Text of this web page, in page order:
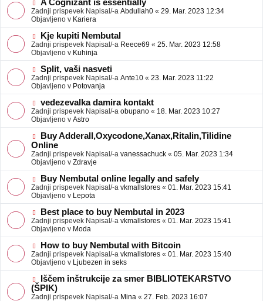
b
j
a
v
e
o
v
e
o
b
j
a
v
e
A Cognizant is essentially
Zadnji prispevek Napisal/-a Abdullah0 « 29. Mar. 2023 12:34
Objavljeno v Kariera
N
o
v
e
o
b
j
a
v
e
Kje kupiti Nembutal
Zadnji prispevek Napisal/-a Reece69 « 25. Mar. 2023 12:58
Objavljeno v Kuhinja
N
o
v
e
o
b
j
a
v
e
Split, vaši nasveti
Zadnji prispevek Napisal/-a Ante10 « 23. Mar. 2023 11:22
Objavljeno v Potovanja
N
o
v
e
o
b
j
a
v
e
vedezevalka damira kontakt
Zadnji prispevek Napisal/-a obupano « 18. Mar. 2023 10:27
Objavljeno v Astro
N
o
v
e
o
b
j
a
v
e
Buy Adderall,Oxycodone,Xanax,Ritalin,Tilidine
Online
Zadnji prispevek Napisal/-a vanessachuck « 05. Mar. 2023 1:34
Objavljeno v Zdravje
N
o
v
e
o
b
j
a
v
e
Buy Nembutal online legally and safely
Zadnji prispevek Napisal/-a vkmallstores « 01. Mar. 2023 15:41
Objavljeno v Lepota
N
o
v
e
o
b
j
a
v
e
Best place to buy Nembutal in 2023
Zadnji prispevek Napisal/-a vkmallstores « 01. Mar. 2023 15:41
Objavljeno v Moda
N
o
v
e
o
b
j
How to buy Nembutal with Bitcoin
Zadnji prispevek Napisal/-a vkmallstores « 01. Mar. 2023 15:40
Objavljeno v Ljubezen in seks
N
o
v
Iščem inštrukcije za smer BIBLIOTEKARSTVO
(ŠPIK)
Zadnji prispevek Napisal/-a Mina « 27. Feb. 2023 16:07